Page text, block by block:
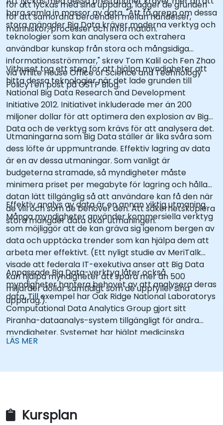
för att lyckas med sina uppdrag, lägger de grunden
för att samordna beroenden mellan händelser,
människor, processer och information.
bara samla in massor av data. "Att få grepp om dessa
stora mängder Big Data kräver moderna verktyg och
teknologier som kan analysera och extrahera
användbar kunskap från stora och mångsidiga
informationsströmmar," skrev Tom Kalil och Fen Zhao
vid White House Office of Science and Technology
Policy i en post på OSTP Blog.
Vithuset tog ett steg för att hjälpa myndigheter att
hitta dessa teknologier när det lade grunden till
National Big Data Research and Development
Initiative 2012. Initiativet inkluderade mer än 200
miljoner dollar för att optimera den explosion av Big
Data och de verktyg som krävs för att analysera det.
Utmaningarna som Big Data ställer är lika svåra som
dess löfte är uppmuntrande. Effektiv lagring av data
är en av dessa utmaningar. Som vanligt är
budgeterna stramade, så myndigheter måste
minimera priset per megabyte för lagring och hålla
datan lätt tillgänglig så att användare kan få den när
de vill och som de behöver den. Att säkerhetskopiera
stora mängder data ökar utmaningen.
Effektiv analys av data är en annan viktig utmaning.
Många myndigheter använder kommersiella verktyg
som möjliggör att de kan gräva sig igenom bergen av
data och upptäcka trender som kan hjälpa dem att
arbeta mer effektivt. (Ett nyligt studie av MeriTalk
visade att federala IT-exekutiva anser att Big Data
kan hjälpa myndigheter att spara mer än 500
miljarder dollar samtidigt som de uppfyller sina
uppdrag.).
Anpassade Big Data-verktyg låter också
myndigheter hantera behovet av att analysera deras
data. Till exempel har Oak Ridge National Laboratorys
Computational Data Analytics Group gjort sitt
Piranha-dataanalys-system tillgängligt för andra
myndigheter. Systemet har hjälpt medicinska
forskare att hitta en länk som kan varna läkare om
LÄS MER
Kursplan